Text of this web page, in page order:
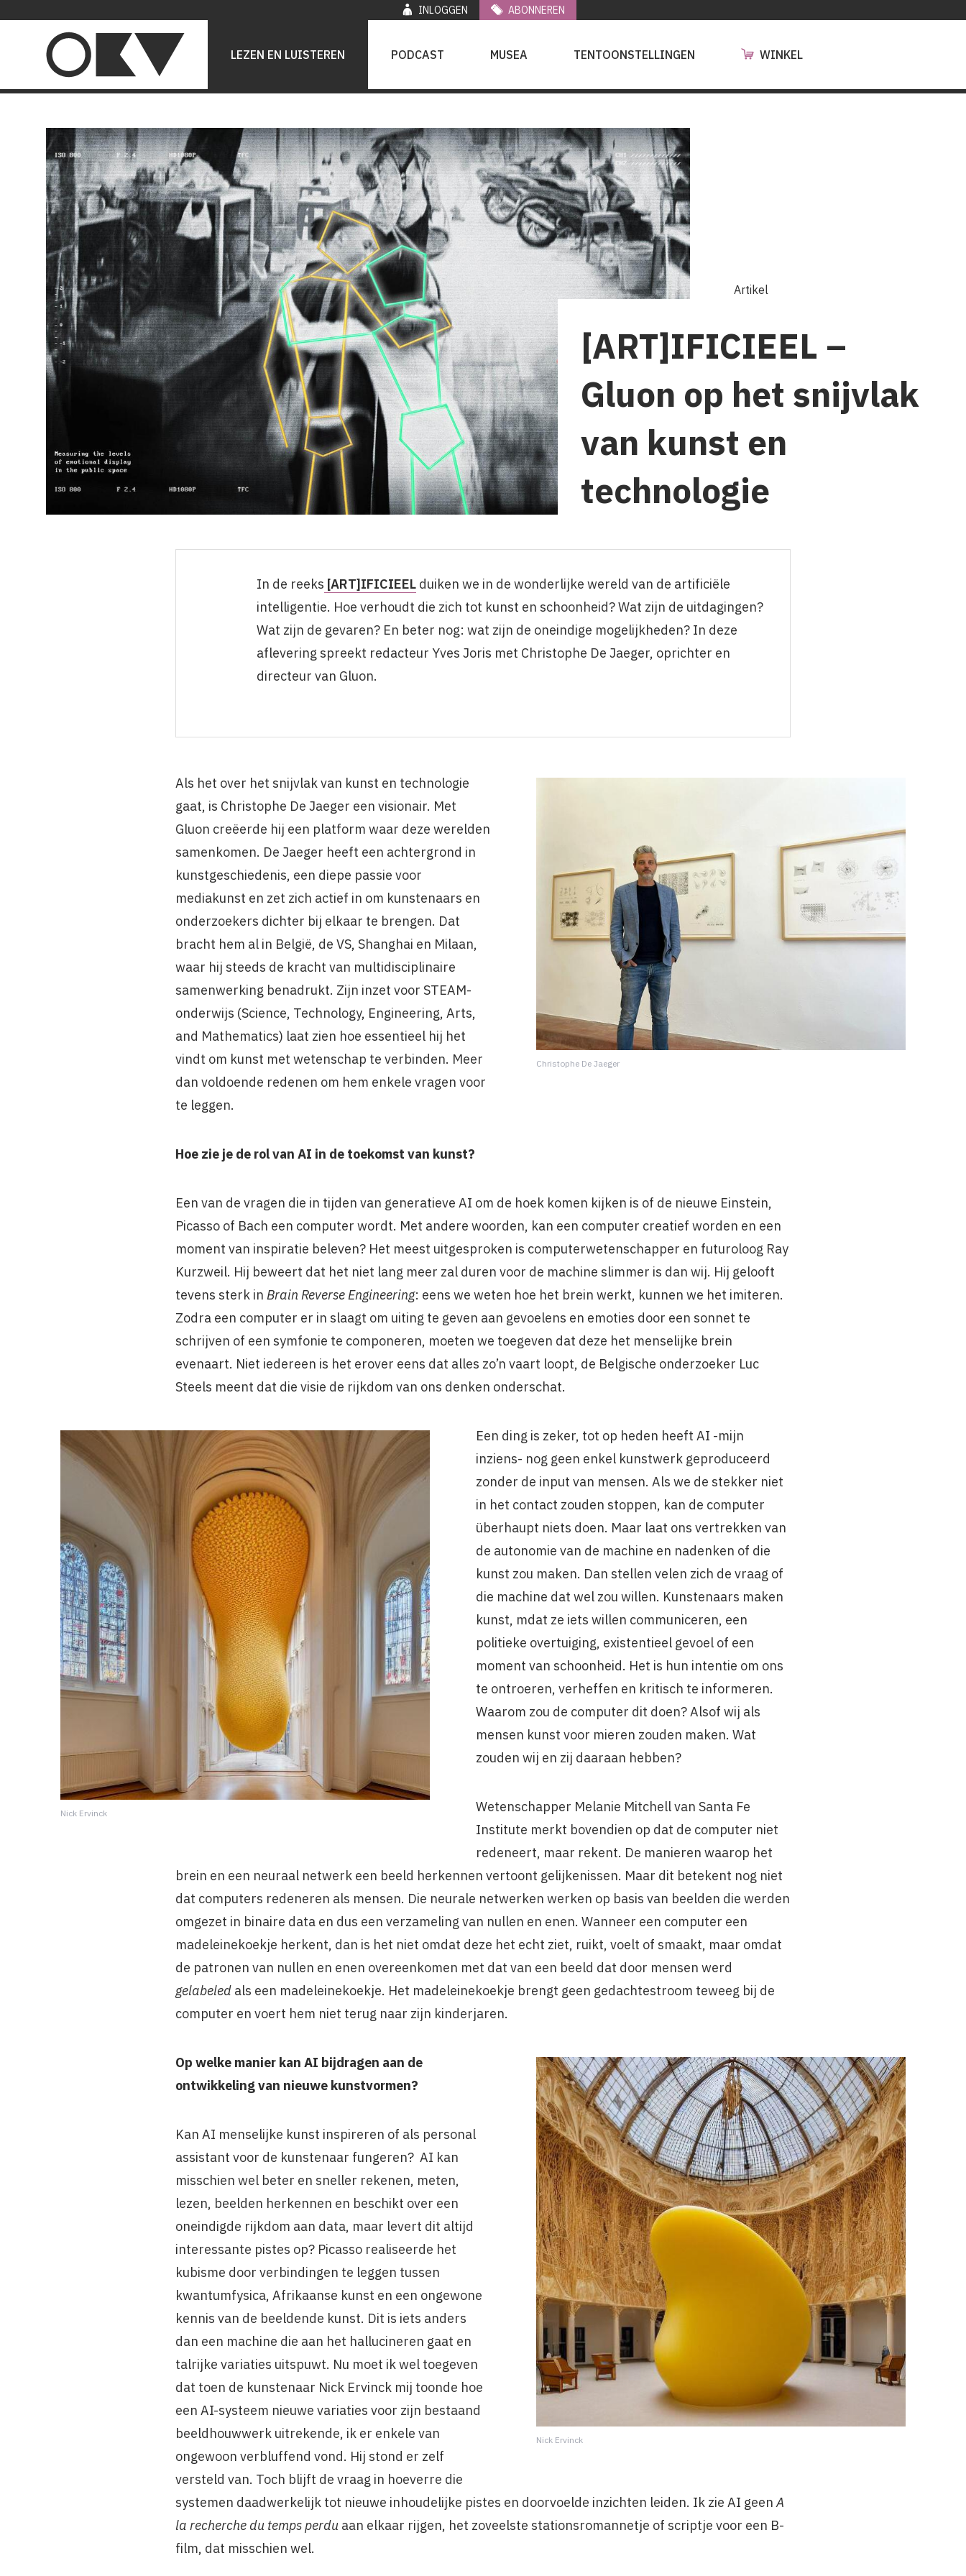
INLOGGEN ABONNEREN
navigation
LEZEN EN LUISTEREN PODCAST MUSEA TENTOONSTELLINGEN WINKEL
[ART]IFICIEEL –
Gluon op het snijvlak
van kunst en
technologie
Artikel
In de reeks [ART]IFICIEEL duiken we in de wonderlijke wereld van de artificiële
intelligentie. Hoe verhoudt die zich tot kunst en schoonheid? Wat zijn de uitdagingen?
Wat zijn de gevaren? En beter nog: wat zijn de oneindige mogelijkheden? In deze
aflevering spreekt redacteur Yves Joris met Christophe De Jaeger, oprichter en
directeur van Gluon.
Christophe De Jaeger
Als het over het snijvlak van kunst en technologie
gaat, is Christophe De Jaeger een visionair. Met
Gluon creëerde hij een platform waar deze werelden
samenkomen. De Jaeger heeft een achtergrond in
kunstgeschiedenis, een diepe passie voor
mediakunst en zet zich actief in om kunstenaars en
onderzoekers dichter bij elkaar te brengen. Dat
bracht hem al in België, de VS, Shanghai en Milaan,
waar hij steeds de kracht van multidisciplinaire
samenwerking benadrukt. Zijn inzet voor STEAM-
onderwijs (Science, Technology, Engineering, Arts,
and Mathematics) laat zien hoe essentieel hij het
vindt om kunst met wetenschap te verbinden. Meer
dan voldoende redenen om hem enkele vragen voor
te leggen.
Hoe zie je de rol van AI in de toekomst van kunst?
Een van de vragen die in tijden van generatieve AI om de hoek komen kijken is of de nieuwe Einstein,
Picasso of Bach een computer wordt. Met andere woorden, kan een computer creatief worden en een
moment van inspiratie beleven? Het meest uitgesproken is computerwetenschapper en futuroloog Ray
Kurzweil. Hij beweert dat het niet lang meer zal duren voor de machine slimmer is dan wij. Hij gelooft
tevens sterk in Brain Reverse Engineering: eens we weten hoe het brein werkt, kunnen we het imiteren.
Zodra een computer er in slaagt om uiting te geven aan gevoelens en emoties door een sonnet te
schrijven of een symfonie te componeren, moeten we toegeven dat deze het menselijke brein
evenaart. Niet iedereen is het erover eens dat alles zo’n vaart loopt, de Belgische onderzoeker Luc
Steels meent dat die visie de rijkdom van ons denken onderschat.
Nick Ervinck
Een ding is zeker, tot op heden heeft AI -mijn
inziens- nog geen enkel kunstwerk geproduceerd
zonder de input van mensen. Als we de stekker niet
in het contact zouden stoppen, kan de computer
überhaupt niets doen. Maar laat ons vertrekken van
de autonomie van de machine en nadenken of die
kunst zou maken. Dan stellen velen zich de vraag of
die machine dat wel zou willen. Kunstenaars maken
kunst, mdat ze iets willen communiceren, een
politieke overtuiging, existentieel gevoel of een
moment van schoonheid. Het is hun intentie om ons
te ontroeren, verheffen en kritisch te informeren.
Waarom zou de computer dit doen? Alsof wij als
mensen kunst voor mieren zouden maken. Wat
zouden wij en zij daaraan hebben?
Wetenschapper Melanie Mitchell van Santa Fe
Institute merkt bovendien op dat de computer niet
redeneert, maar rekent. De manieren waarop het
brein en een neuraal netwerk een beeld herkennen vertoont gelijkenissen. Maar dit betekent nog niet
dat computers redeneren als mensen. Die neurale netwerken werken op basis van beelden die werden
omgezet in binaire data en dus een verzameling van nullen en enen. Wanneer een computer een
madeleinekoekje herkent, dan is het niet omdat deze het echt ziet, ruikt, voelt of smaakt, maar omdat
de patronen van nullen en enen overeenkomen met dat van een beeld dat door mensen werd
gelabeled als een madeleinekoekje. Het madeleinekoekje brengt geen gedachtestroom teweeg bij de
computer en voert hem niet terug naar zijn kinderjaren.
Nick Ervinck
Op welke manier kan AI bijdragen aan de
ontwikkeling van nieuwe kunstvormen?
Kan AI menselijke kunst inspireren of als personal
assistant voor de kunstenaar fungeren? AI kan
misschien wel beter en sneller rekenen, meten,
lezen, beelden herkennen en beschikt over een
oneindigde rijkdom aan data, maar levert dit altijd
interessante pistes op? Picasso realiseerde het
kubisme door verbindingen te leggen tussen
kwantumfysica, Afrikaanse kunst en een ongewone
kennis van de beeldende kunst. Dit is iets anders
dan een machine die aan het hallucineren gaat en
talrijke variaties uitspuwt. Nu moet ik wel toegeven
dat toen de kunstenaar Nick Ervinck mij toonde hoe
een AI-systeem nieuwe variaties voor zijn bestaand
beeldhouwwerk uitrekende, ik er enkele van
ongewoon verbluffend vond. Hij stond er zelf
versteld van. Toch blijft de vraag in hoeverre die
systemen daadwerkelijk tot nieuwe inhoudelijke pistes en doorvoelde inzichten leiden. Ik zie AI geenA
la recherche du temps perdu aan elkaar rijgen, het zoveelste stationsromannetje of scriptje voor een B-
film, dat misschien wel.